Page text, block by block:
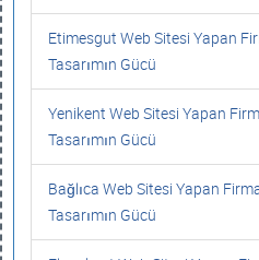
Etimesgut Web Sitesi Yapan
Tasarımın Gücü
Yenikent Web Sitesi Yapan
Tasarımın Gücü
Bağlıca Web Sitesi Yapan
Tasarımın Gücü